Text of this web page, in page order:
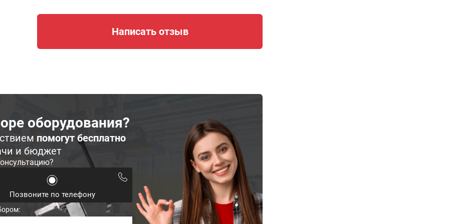
Написать отзыв
оборудования?
помогут бесплатно
и бюджет
Позвоните по телефону